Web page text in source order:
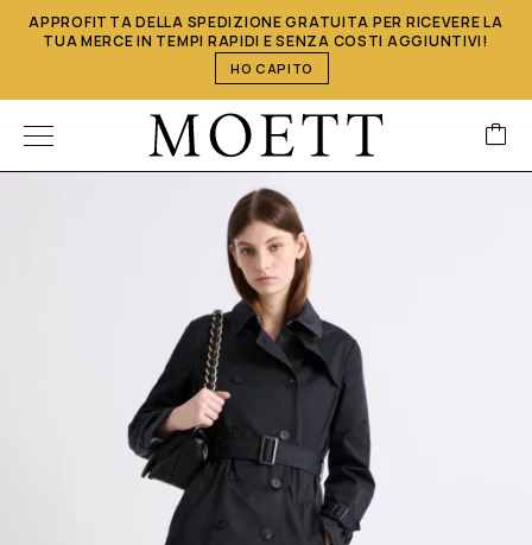
APPROFITTA DELLA SPEDIZIONE GRATUITA PER RICEVERE LA
TUA MERCE IN TEMPI RAPIDI E SENZA COSTI AGGIUNTIVI!
HO CAPITO